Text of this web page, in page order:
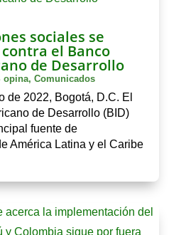
sociales se
el Banco
de Desarrollo
opina, Comunicados
de 2022, Bogotá, D.C. El
de Desarrollo (BID)
fuente de
América Latina y el Caribe